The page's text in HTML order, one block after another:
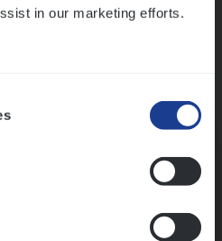
in our marketing efforts.